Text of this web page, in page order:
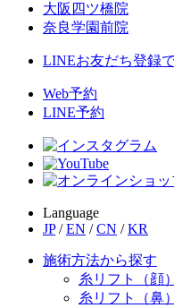
大阪四ツ橋院
奈良学園前院
LINEお友だち登録
Web予約
LINE予約
Language
JP / EN / CN / KR
施術方法から探す
糸リフト（顔）
糸リフト（鼻）